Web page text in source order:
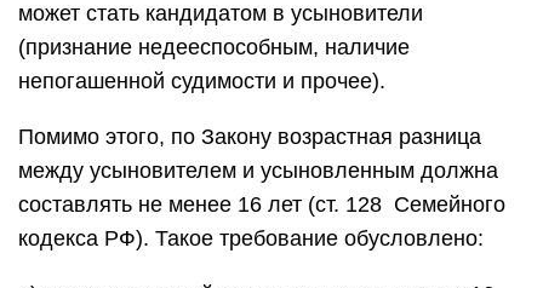
может стать кандидатом в усыновители
(признание недееспособным, наличие
непогашенной судимости и прочее).
Помимо этого, по Закону возрастная разница
между усыновителем и усыновленным должна
составлять не менее 16 лет (ст. 128 Семейного
кодекса РФ). Такое требование обусловлено: